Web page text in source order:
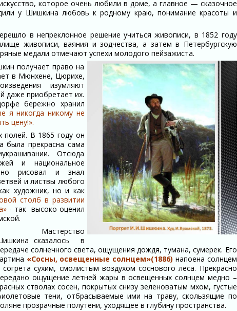
которое очень любили в доме, а главное — сказочное
у Шишкина любовь к родному краю, понимание красоты и
в непреклонное решение учиться живописи, в 1852 году
живописи, ваяния и зодчества, а затем в Петербургскую
медали отмечают успехи молодого пейзажиста.
получает право на
в Мюнхене, Цюрихе,
изумляют
даже приобретает их.
бережно хранил
я никогда никому не
цену!».
полей. В 1865 году он
была прекрасна сама
Отсюда
и национальное
рисовал и знал
и листвы любого
художник, но и как
столб в развитии
- так высоко оценил
Мастерство
сказалось в
солнечного света, ощущения дождя, тумана, сумерек. Его
«Сосны, освещенные солнцем»(1886) напоена солнцем
согрета сухим, смолистым воздухом соснового леса. Прекрасно
ощущение летней жары в освещенных солнцем медно –
стволах сосен, покрытых снизу зеленоватым мхом, густые
тени, отбрасываемые ими на траву, скользящие по
прозрачные полутени, уходящее в глубину пространства.